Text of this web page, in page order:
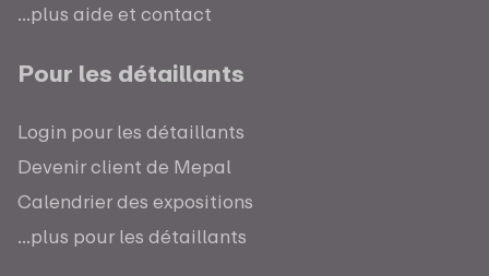
...plus aide et contact
Pour les détaillants
Login pour les détaillants
Devenir client de Mepal
Calendrier des expositions
...plus pour les détaillants